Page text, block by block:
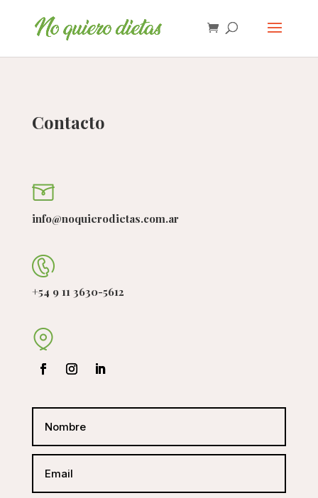
Contacto
info@noquierodietas.com.ar
+54 9 11 3630-5612